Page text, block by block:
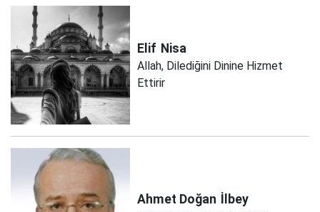
Elif Nisa
Allah, Dilediğini Dinine Hizmet
Ettirir
Ahmet Doğan İlbey